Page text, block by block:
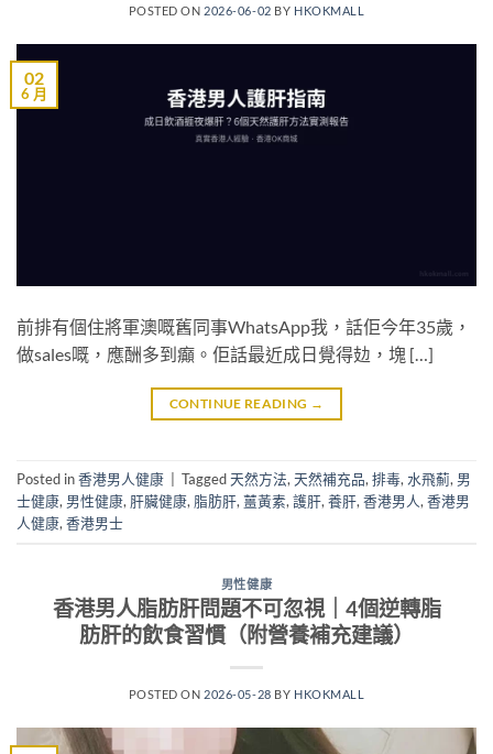
POSTED ON 2026-06-02 BY HKOKMALL
02
6 月
前排有個住將軍澳嘅舊同事WhatsApp我，話佢今年35歲，
做sales嘅，應酬多到癲。佢話最近成日覺得攰，塊 […]
CONTINUE READING →
Posted in香港男人健康 Tagged天然方法, 天然補充品, 排毒, 水飛薊, 男
士健康, 男性健康, 肝臟健康, 脂肪肝, 薑黃素, 護肝, 養肝, 香港男人, 香港男
人健康, 香港男士
男性健康
香港男人脂肪肝問題不可忽視｜4個逆轉脂
肪肝的飲食習慣（附營養補充建議）
POSTED ON 2026-05-28 BY HKOKMALL